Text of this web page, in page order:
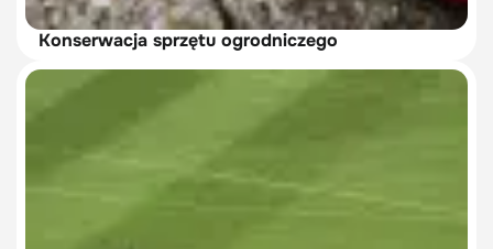
Konserwacja sprzętu ogrodniczego